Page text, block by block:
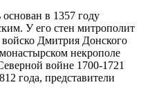
в 1357 году
У его стен митрополит
Дмитрия Донского
некрополе
войне 1700-1721
года, представители